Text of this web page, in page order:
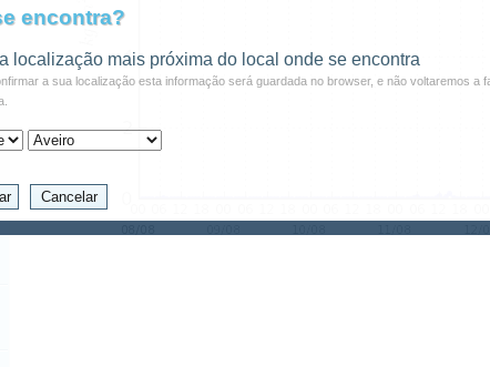
encontra?
localização mais próxima do local onde se encontra
a sua localização esta informação será guardada no browser, e não voltaremos a